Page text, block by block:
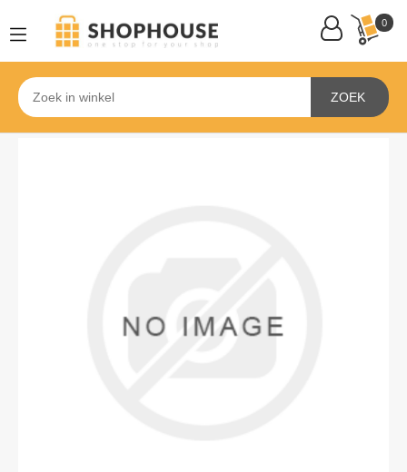
0
ZOEK